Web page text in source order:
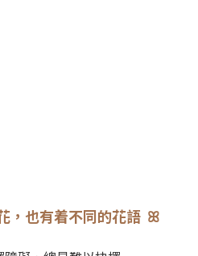
，也有着不同的花語 ꕤ